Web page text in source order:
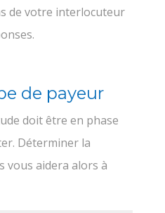
de votre interlocuteur
de payeur
doit être en phase
Déterminer la
vous aidera alors à